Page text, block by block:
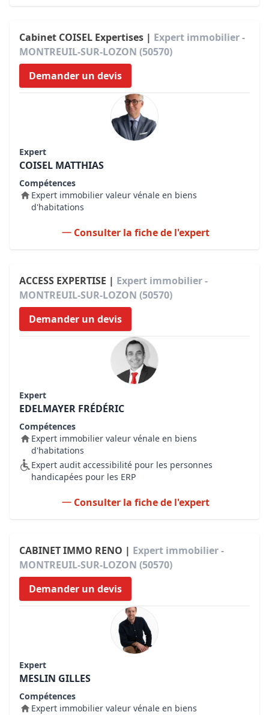
Cabinet COISEL Expertises | Expert immobilier -
MONTREUIL-SUR-LOZON (50570)
Demander un devis
Expert
COISEL MATTHIAS
Compétences
Expert immobilier valeur vénale en biens
d'habitations
Consulter la fiche de l'expert
ACCESS EXPERTISE | Expert immobilier -
MONTREUIL-SUR-LOZON (50570)
Demander un devis
Expert
EDELMAYER FRÉDÉRIC
Compétences
Expert immobilier valeur vénale en biens
d'habitations
Expert audit accessibilité pour les personnes
handicapées pour les ERP
Consulter la fiche de l'expert
CABINET IMMO RENO | Expert immobilier -
MONTREUIL-SUR-LOZON (50570)
Demander un devis
Expert
MESLIN GILLES
Compétences
Expert immobilier valeur vénale en biens